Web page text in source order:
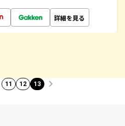
詳細を見る
11 12 13